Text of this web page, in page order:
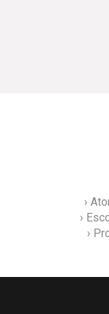
›
›
›